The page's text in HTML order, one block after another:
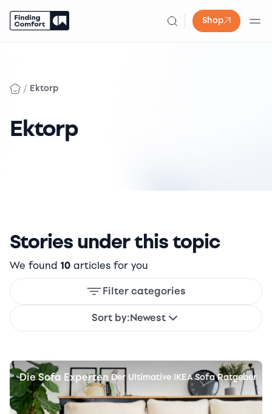
Shop
/ Ektorp
Ektorp
Stories under this topic
We found 10 articles for you
Filter categories
Sort by:Newest
Die Sofa Experten|Der Ultimative IKEA Sofa Ratgeber